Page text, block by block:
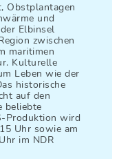
Obstplantagen
und
Elbinsel
zwischen
maritimen
Kulturelle
Leben wie der
historische
auf den
beliebte
Produktion wird
Uhr sowie am
im NDR